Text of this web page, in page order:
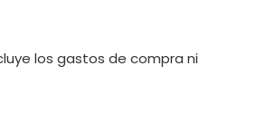
los gastos de compra ni